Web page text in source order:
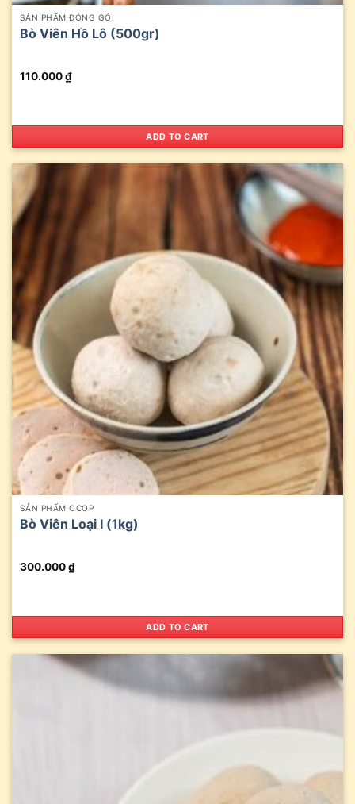
SẢN PHẨM ĐÓNG GÓI
Bò Viên Hồ Lô (500gr)
110.000₫
ADD TO CART
SẢN PHẨM OCOP
Bò Viên Loại I (1kg)
300.000₫
ADD TO CART